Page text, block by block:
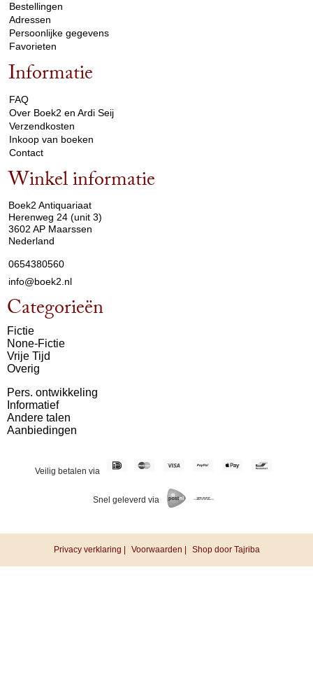
Bestellingen
Adressen
Persoonlijke gegevens
Favorieten
Informatie
FAQ
Over Boek2 en Ardi Seij
Verzendkosten
Inkoop van boeken
Contact
Winkel informatie
Boek2 Antiquariaat
Herenweg 24 (unit 3)
3602 AP Maarssen
Nederland
0654380560
info@boek2.nl
Categorieën
Fictie
None-Fictie
Vrije Tijd
Overig
Pers. ontwikkeling
Informatief
Andere talen
Aanbiedingen
Veilig betalen via
Snel geleverd via
Privacy verklaring | Voorwaarden | Shop door Tajriba